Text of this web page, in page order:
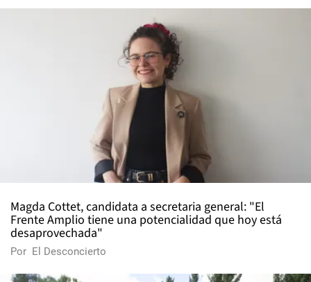
Magda Cottet, candidata a secretaria general: "El
Frente Amplio tiene una potencialidad que hoy está
desaprovechada"
Por El Desconcierto